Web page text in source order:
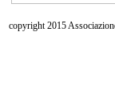
copyright 2015